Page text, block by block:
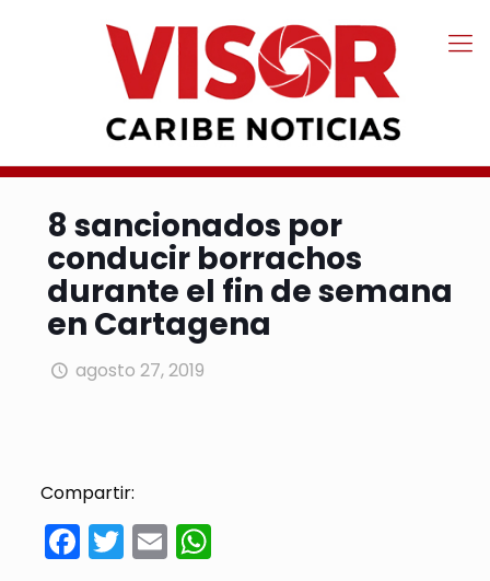
8 sancionados por
conducir borrachos
durante el fin de semana
en Cartagena
agosto 27, 2019
Compartir:
Facebook
Twitter
EmailWhatsApp